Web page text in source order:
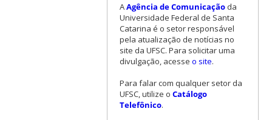
AAgência de Comunicaçãoda
Universidade Federal de Santa
Catarina é o setor responsável
pela atualização de notícias no
site da UFSC. Para solicitar uma
divulgação, acesse o site.
Para falar com qualquer setor da
UFSC, utilize o Catálogo
Telefônico.